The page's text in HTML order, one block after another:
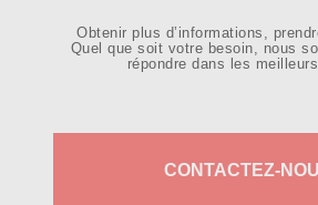
Obtenir plus d’informations,
Quel que soit votre besoin, nous
répondre dans les
CONTACTEZ-